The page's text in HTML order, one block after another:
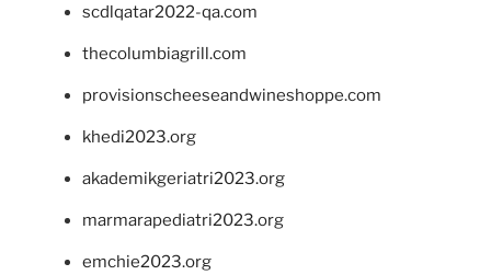
scdlqatar2022-qa.com
thecolumbiagrill.com
provisionscheeseandwineshoppe.com
khedi2023.org
akademikgeriatri2023.org
marmarapediatri2023.org
emchie2023.org